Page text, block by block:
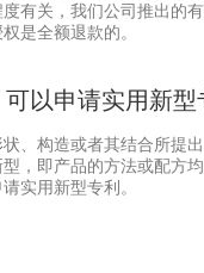
务指导、财
税务申报
有关，我们公司推出的
是全额退款的。
以申请实用新型
状、构造或者其结合所提
，即产品的方法或配方
实用新型专利。